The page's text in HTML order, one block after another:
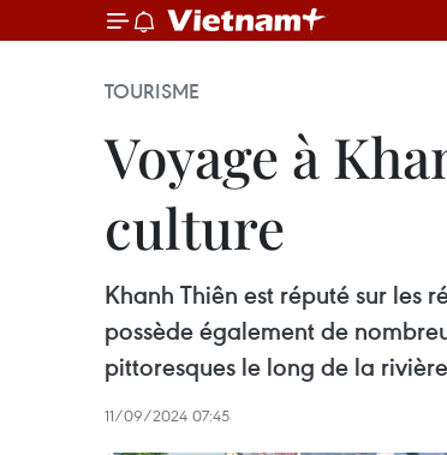
TOURISME
Voyage à
culture
Khanh Thiên est réputé sur les
possède également de
pittoresques le long de la
11/09/2024 07:45